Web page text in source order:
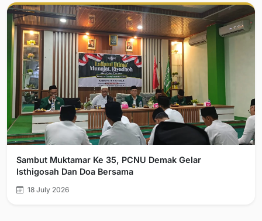
Sambut Muktamar Ke 35, PCNU Demak Gelar
Isthigosah Dan Doa Bersama
18 July 2026